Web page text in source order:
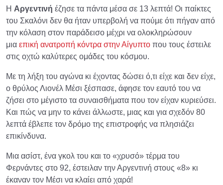
Η Αργεντινή έζησε τα πάντα μέσα σε 13 λεπτά! Οι παίκτες
του Σκαλόνι δεν θα ήταν υπερβολή να πούμε ότι πήγαν από
την κόλαση στον παράδεισο μέχρι να ολοκληρώσουν
μια επική ανατροπή κόντρα στην Αίγυπτο που τους έστειλε
στις οχτώ καλύτερες ομάδες του κόσμου.
Με τη λήξη του αγώνα κι έχοντας δώσει ό,τι είχε και δεν είχε,
ο θρύλος Λιονέλ Μέσι ξέσπασε, άφησε τον εαυτό του να
ζήσει στο μέγιστο τα συναισθήματα που τον είχαν κυριεύσει.
Και πώς να μην το κάνει άλλωστε, μιας και για σχεδόν 80
λεπτά έβλεπε τον δρόμο της επιστροφής να πλησιάζει
επικίνδυνα.
Μια ασίστ, ένα γκολ του και το «χρυσό» τέρμα του
Φερνάντες στο 92, έστειλαν την Αργεντινή στους «8» κι
έκαναν τον Μέσι να κλαίει από χαρά!